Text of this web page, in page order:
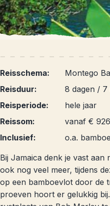
Reisschema:
Montego
Reisduur:
8 dagen / 7
Reisperiode:
hele jaar
Reissom:
vanaf €
Inclusief:
o.a.
Bij Jamaica denk je vast
ook nog veel meer, tijdens
op een bamboevlot door de
proeven hoort er gelukkig